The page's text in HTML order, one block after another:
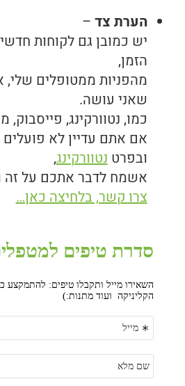
הערת צד –
יש כמובן גם לקוחות
הזמן,
מהפניות ממטופלים שלי,
שאני עושה.
כמו, נטוורקינג, פייסבוק,
אם אתם עדיין לא
ובפרטנטוורקינג,
אשמח לדבר אתכם על זה
צרו קשר, בלחיצה כאן…